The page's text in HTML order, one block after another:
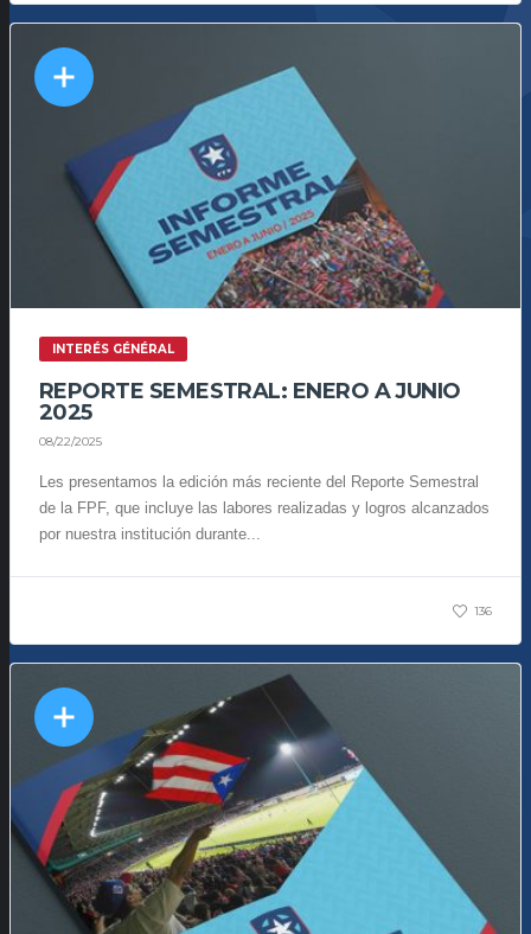
INTERÉS GÉNÉRAL
REPORTE SEMESTRAL: ENERO A JUNIO
2025
08/22/2025
Les presentamos la edición más reciente del Reporte Semestral
de la FPF, que incluye las labores realizadas y logros alcanzados
por nuestra institución durante...
136